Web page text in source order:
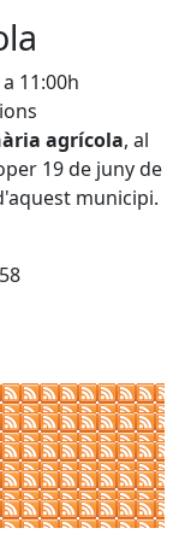
11:00h
agrícola, al
19 de juny de
municipi.